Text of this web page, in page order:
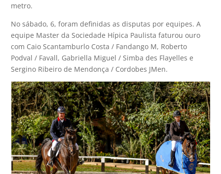
metro.
No sábado, 6, foram definidas as disputas por equipes. A
equipe Master da Sociedade Hípica Paulista faturou ouro
com Caio Scantamburlo Costa / Fandango M, Roberto
Podval / Favall, Gabriella Miguel / Simba des Flayelles e
Sergino Ribeiro de Mendonça / Cordobes JMen.